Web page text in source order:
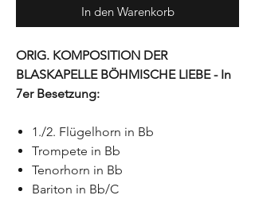
In den Warenkorb
ORIG. KOMPOSITION DER
BLASKAPELLE BÖHMISCHE LIEBE - In
7er Besetzung:
1./2. Flügelhorn in Bb
Trompete in Bb
Tenorhorn in Bb
Bariton in Bb/C